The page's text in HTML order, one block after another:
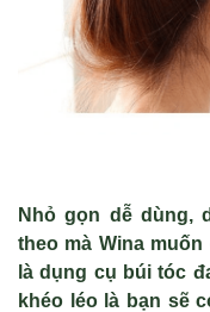
Nhỏ gọn dễ dùng,
theo mà Wina
là dụng cụ búi tóc
khéo léo là bạn sẽ